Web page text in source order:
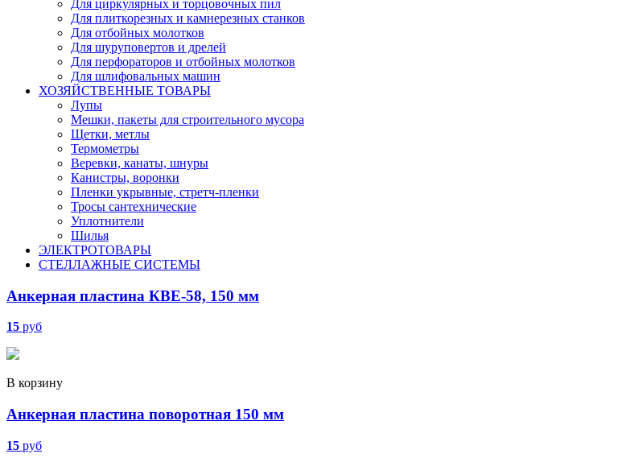
Для циркулярных и торцовочных пил
Для плиткорезных и камнерезных станков
Для отбойных молотков
Для шуруповертов и дрелей
Для перфораторов и отбойных молотков
Для шлифовальных машин
ХОЗЯЙСТВЕННЫЕ ТОВАРЫ
Лупы
Мешки, пакеты для строительного мусора
Щетки, метлы
Термометры
Веревки, канаты, шнуры
Канистры, воронки
Пленки укрывные, стретч-пленки
Тросы сантехнические
Уплотнители
Шилья
ЭЛЕКТРОТОВАРЫ
СТЕЛЛАЖНЫЕ СИСТЕМЫ
Анкерная пластина КВЕ-58, 150 мм
15 руб
В корзину
Анкерная пластина поворотная 150 мм
15 руб